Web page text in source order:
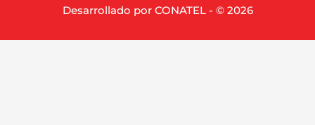
Desarrollado por CONATEL - © 2026